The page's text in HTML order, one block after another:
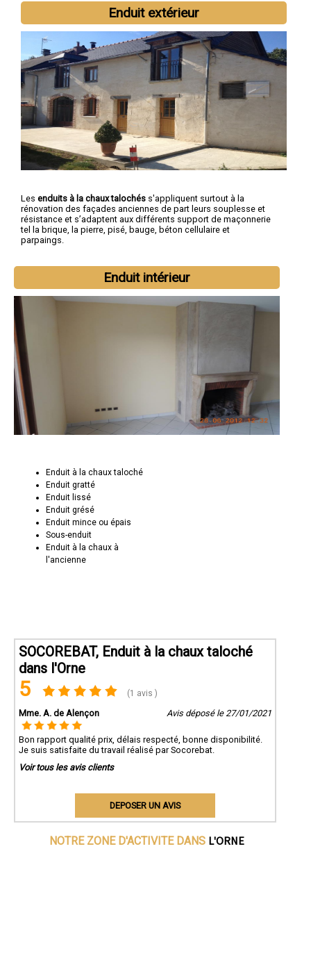
Enduit extérieur
Les enduits à la chaux talochés s'appliquent surtout à la
rénovation des façades anciennes de part leurs souplesse et
résistance et s’adaptent aux différents support de maçonnerie
tel la brique, la pierre, pisé, bauge, béton cellulaire et
parpaings.
Enduit intérieur
Enduit à la chaux taloché
Enduit gratté
Enduit lissé
Enduit grésé
Enduit mince ou épais
Sous-enduit
Enduit à la chaux à
l'ancienne
SOCOREBAT, Enduit à la chaux taloché
dans l'Orne
5 (1 avis )
Mme. A. de Alençon Avis déposé le 27/01/2021
Bon rapport qualité prix, délais respecté, bonne disponibilité.
Je suis satisfaite du travail réalisé par Socorebat.
Voir tous les avis clients
DEPOSER UN AVIS
NOTRE ZONE D'ACTIVITE DANS L'ORNE